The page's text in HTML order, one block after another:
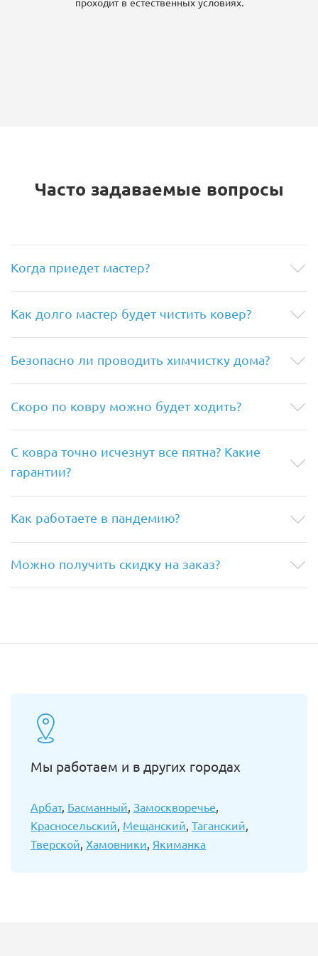
Часто задаваемые вопросы
Когда приедет мастер?
Как долго мастер будет чистить ковер?
Безопасно ли проводить химчистку дома?
Скоро по ковру можно будет ходить?
С ковра точно исчезнут все пятна? Какие
гарантии?
Как работаете в пандемию?
Можно получить скидку на заказ?
Мы работаем и в других городах
Арбат, Басманный Замоскворечье
Красносельский Мещанский Таганский
Тверской Хамовники Якиманка